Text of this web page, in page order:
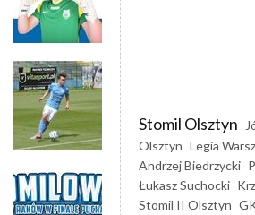
Stomil Olsztyn
Olsztyn Legia
Andrzej Biedrzycki
Łukasz Suchocki
Stomil II Olsztyn